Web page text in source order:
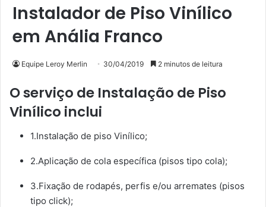
Instalador de Piso Vinílico
em Anália Franco
Equipe Leroy Merlin 30/04/2019 2 minutos de leitura
O serviço de Instalação de Piso
Vinílico inclui
1.Instalação de piso Vinílico;
2.Aplicação de cola específica (pisos tipo cola);
3.Fixação de rodapés, perfis e/ou arremates (pisos
tipo click);